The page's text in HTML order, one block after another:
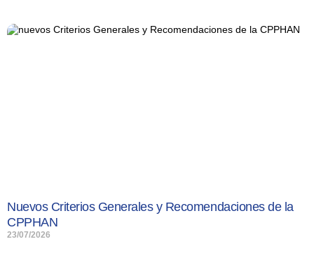
Nuevos Criterios Generales y Recomendaciones de la
CPPHAN
23/07/2026